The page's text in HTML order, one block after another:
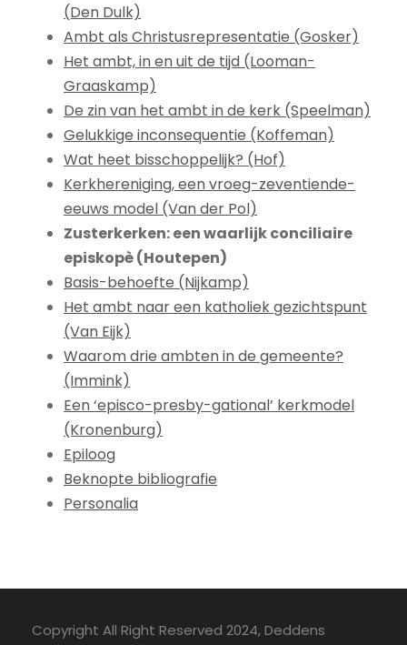
(Den Dulk)
Ambt als Christusrepresentatie (Gosker)
Het ambt, in en uit de tijd (Looman-
Graaskamp)
De zin van het ambt in de kerk (Speelman)
Gelukkige inconsequentie (Koffeman)
Wat heet bisschoppelijk? (Hof)
Kerkhereniging, een vroeg-zeventiende-
eeuws model (Van der Pol)
Zusterkerken: een waarlijk conciliaire
episkopè (Houtepen)
Basis-behoefte (Nijkamp)
Het ambt naar een katholiek gezichtspunt
(Van Eijk)
Waarom drie ambten in de gemeente?
(Immink)
Een ‘episco-presby-gational’ kerkmodel
(Kronenburg)
Epiloog
Beknopte bibliografie
Personalia
Copyright All Right Reserved 2024, Deddens